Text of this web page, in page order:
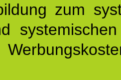
zum